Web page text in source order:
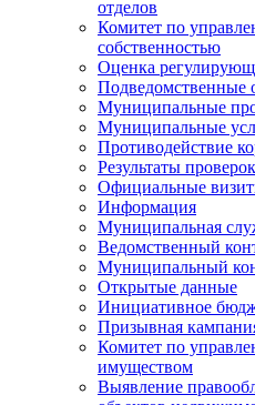
отделов
Комитет по
собственностью
Оценка
Подведомственные
Муниципальные
Муниципальные
Противодействие
Результаты проверок
Официальные
Информация
Муниципальная
Ведомственный
Муниципальный
Открытые данные
Инициативное
Призывная
Комитет по
имуществом
Выявление